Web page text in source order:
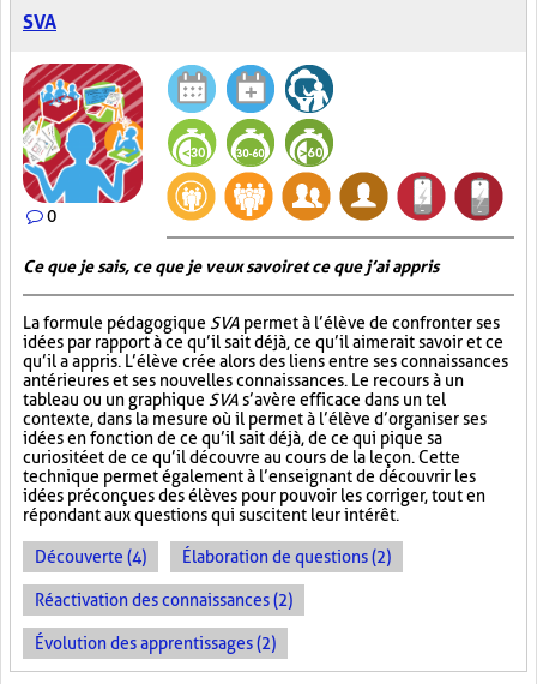
SVA
0
Ce que je sais, ce que je veux savoir et ce que j’ai appris
La formule pédagogique SVA permet à l’élève de confronter ses
idées par rapport à ce qu’il sait déjà, ce qu’il aimerait savoir et ce
qu’il a appris. L’élève crée alors des liens entre ses connaissances
antérieures et ses nouvelles connaissances. Le recours à un
tableau ou un graphique SVA s’avère efficace dans un tel
contexte, dans la mesure où il permet à l’élève d’organiser ses
idées en fonction de ce qu’il sait déjà, de ce qui pique sa
curiosité et de ce qu’il découvre au cours de la leçon. Cette
technique permet également à l’enseignant de découvrir les
idées préconçues des élèves pour pouvoir les corriger, tout en
répondant aux questions qui suscitent leur intérêt.
Découverte (4) Élaboration de questions (2)
Réactivation des connaissances (2)
Évolution des apprentissages (2)